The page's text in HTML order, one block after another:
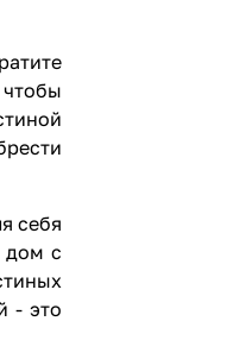
себя
дом с
- это